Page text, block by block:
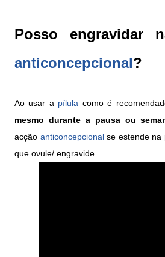
Posso engravidar
anticoncepcional?
Ao usar a pílula como é
mesmo durante a pausa ou
acção anticoncepcionalse estende na
que ovule/ engravide...